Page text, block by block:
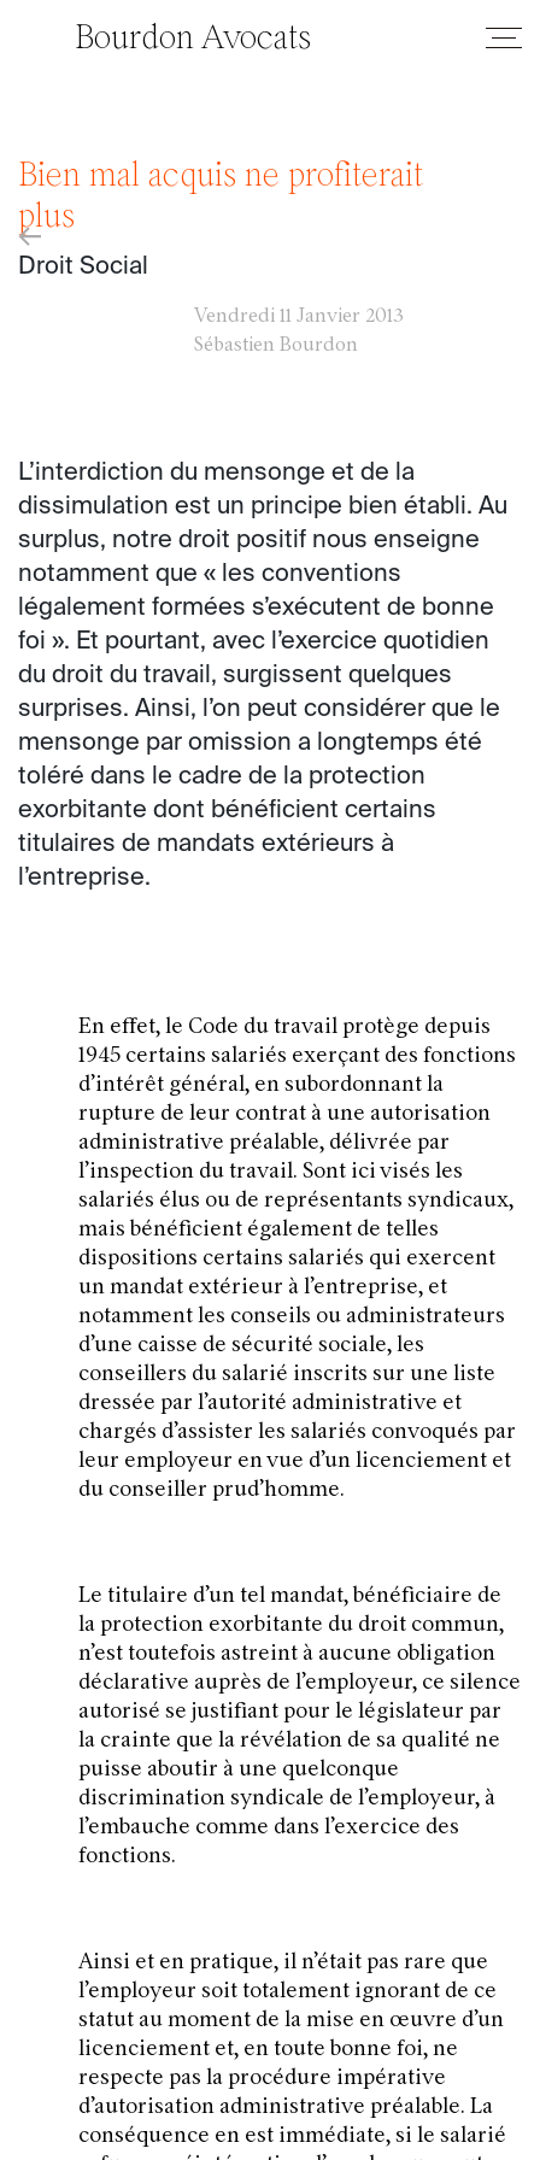
Bourdon Avocats
Bien mal acquis ne profiterait
plus
Droit Social
Vendredi 11 Janvier 2013
Sébastien Bourdon
L’interdiction du mensonge et de la
dissimulation est un principe bien établi. Au
surplus, notre droit positif nous enseigne
notamment que « les conventions
légalement formées s’exécutent de bonne
foi ». Et pourtant, avec l’exercice quotidien
du droit du travail, surgissent quelques
surprises. Ainsi, l’on peut considérer que le
mensonge par omission a longtemps été
toléré dans le cadre de la protection
exorbitante dont bénéficient certains
titulaires de mandats extérieurs à
l’entreprise.
En effet, le Code du travail protège depuis
1945 certains salariés exerçant des fonctions
d’intérêt général, en subordonnant la
rupture de leur contrat à une autorisation
administrative préalable, délivrée par
l’inspection du travail. Sont ici visés les
salariés élus ou de représentants syndicaux,
mais bénéficient également de telles
dispositions certains salariés qui exercent
un mandat extérieur à l’entreprise, et
notamment les conseils ou administrateurs
d’une caisse de sécurité sociale, les
conseillers du salarié inscrits sur une liste
dressée par l’autorité administrative et
chargés d’assister les salariés convoqués par
leur employeur en vue d’un licenciement et
du conseiller prud’homme.
Le titulaire d’un tel mandat, bénéficiaire de
la protection exorbitante du droit commun,
n’est toutefois astreint à aucune obligation
déclarative auprès de l’employeur, ce silence
autorisé se justifiant pour le législateur par
la crainte que la révélation de sa qualité ne
puisse aboutir à une quelconque
discrimination syndicale de l’employeur, à
l’embauche comme dans l’exercice des
fonctions.
Ainsi et en pratique, il n’était pas rare que
l’employeur soit totalement ignorant de ce
statut au moment de la mise en œuvre d’un
licenciement et, en toute bonne foi, ne
respecte pas la procédure impérative
d’autorisation administrative préalable. La
conséquence en est immédiate, si le salarié
←